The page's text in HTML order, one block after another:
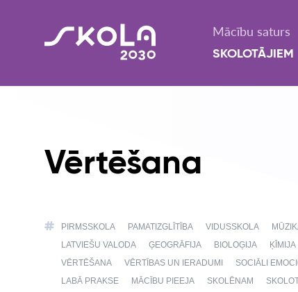
Mācību saturs
SKOLOTĀJIEM
Vērtēšana
PIRMSSKOLA PAMATIZGLĪTĪBA VIDUSSKOLA
LATVIEŠU VALODA
ĢEOGRĀFIJA BIOLOĢIJA ĶĪMIJA
VĒRTĒŠANA
VĒRTĪBAS UN IERADUMI SOCIĀLI
LABĀ PRAKSE
MĀCĪBU PIEEJA SKOLĒNAM